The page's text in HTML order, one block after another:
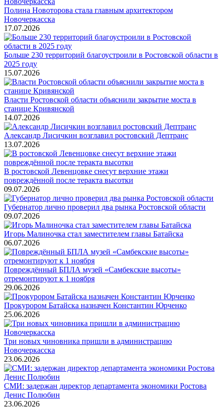
Полина Новоторова стала главным архитектором
Новочеркасска
17.07.2026
Больше 230 территорий благоустроили в Ростовской области в
2025 году
15.07.2026
Власти Ростовской области объяснили закрытие моста в
станице Кривянской
14.07.2026
Александр Лисичкин возглавил ростовский Дептранс
13.07.2026
В ростовской Левенцовке снесут верхние этажи
повреждённой после теракта высотки
09.07.2026
Губернатор лично проверил два рынка Ростовской области
09.07.2026
Игорь Малиночка стал заместителем главы Батайска
06.07.2026
Повреждённый БПЛА музей «Самбекские высоты»
отремонтируют к 1 ноября
29.06.2026
Прокурором Батайска назначен Константин Юрченко
25.06.2026
Три новых чиновника пришли в администрацию
Новочеркасска
23.06.2026
СМИ: задержан директор департамента экономики Ростова
Денис Полюбин
23.06.2026